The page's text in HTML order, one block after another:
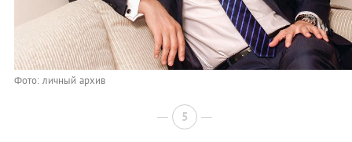
Фото: личный архив
5